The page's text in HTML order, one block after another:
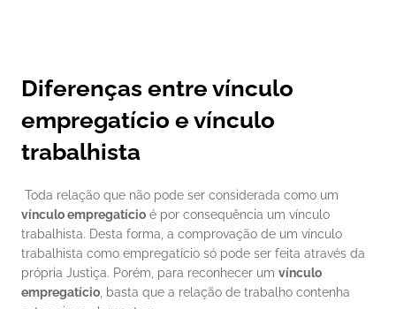
Diferenças entre vínculo
empregatício e vínculo
trabalhista
vínculo empregatício é por consequência um vínculo
trabalhista. Desta forma, a comprovação de um vínculo
trabalhista como empregatício só pode ser feita através da
própria Justiça. Porém, para reconhecer um vínculo
empregatício , basta que a relação de trabalho contenha